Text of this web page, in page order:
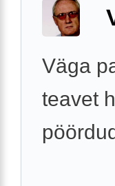
Väga
teavet